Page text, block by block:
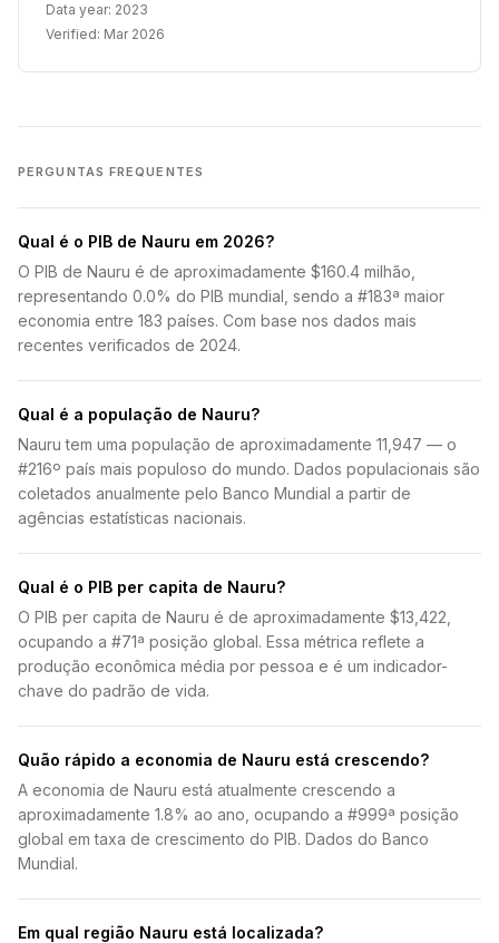
Data year: 2023
Verified: Mar 2026
PERGUNTAS FREQUENTES
Qual é o PIB de Nauru em 2026?
O PIB de Nauru é de aproximadamente $160.4 milhão,
representando 0.0% do PIB mundial, sendo a #183ª maior
economia entre 183 países. Com base nos dados mais
recentes verificados de 2024.
Qual é a população de Nauru?
Nauru tem uma população de aproximadamente 11,947 — o
#216º país mais populoso do mundo. Dados populacionais são
coletados anualmente pelo Banco Mundial a partir de
agências estatísticas nacionais.
Qual é o PIB per capita de Nauru?
O PIB per capita de Nauru é de aproximadamente $13,422,
ocupando a #71ª posição global. Essa métrica reflete a
produção econômica média por pessoa e é um indicador-
chave do padrão de vida.
Quão rápido a economia de Nauru está crescendo?
A economia de Nauru está atualmente crescendo a
aproximadamente 1.8% ao ano, ocupando a #999ª posição
global em taxa de crescimento do PIB. Dados do Banco
Mundial.
Em qual região Nauru está localizada?